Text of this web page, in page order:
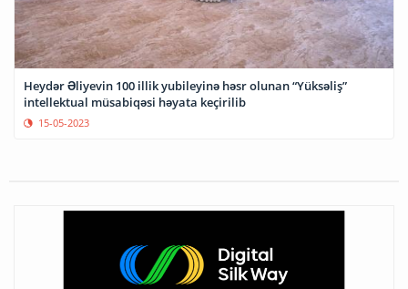
Heydər Əliyevin 100 illik yubileyinə həsr olunan “Yüksəliş”
intellektual müsabiqəsi həyata keçirilib
15-05-2023